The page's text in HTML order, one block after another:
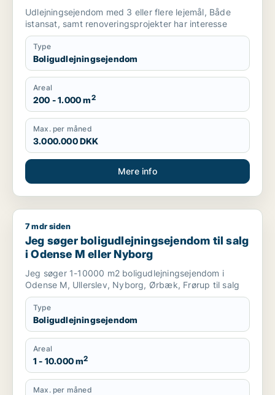
Udlejningsejendom med 3 eller flere lejemål, Både
istansat, samt renoveringsprojekter har interesse
Type
Boligudlejningsejendom
Areal
200 - 1.000 m2
Max. per måned
3.000.000 DKK
Mere info
Jeg søger boligudlejningsejendom til salg i Odense M eller
7 mdr siden
Jeg søger boligudlejningsejendom til salg
i Odense M eller Nyborg
Jeg søger 1-10000 m2 boligudlejningsejendom i
Odense M, Ullerslev, Nyborg, Ørbæk, Frørup til salg
Type
Boligudlejningsejendom
Areal
1 - 10.000 m2
Max. per måned